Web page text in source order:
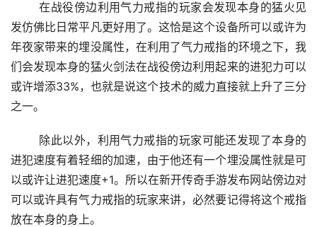
	在战役傍边利用气力戒指的玩家会发现本身的猛火见
发仿佛比日常平凡更好用了。这恰是这个设备所可以或许为
年夜家带来的埋没属性，在利用了气力戒指的环境之下，我
们会发现本身的猛火剑法在战役傍边利用起来的进犯力可以
或许增添33%，也就是说这个技术的威力直接就上升了三分
之一。
进犯速度有着轻细的加速，由于他还有一个埋没属性就是可
以或许让进犯速度+1。所以在新开传奇手游发布网站傍边对
可以或许具有气力戒指的玩家来讲，必然要记得将这个戒指
放在本身的身上。